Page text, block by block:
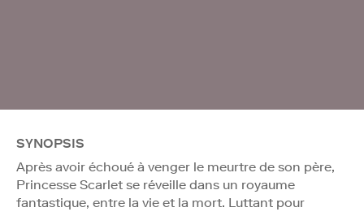
SYNOPSIS
Après avoir échoué à venger le meurtre de son père,
Princesse Scarlet se réveille dans un royaume
fantastique, entre la vie et la mort. Luttant pour